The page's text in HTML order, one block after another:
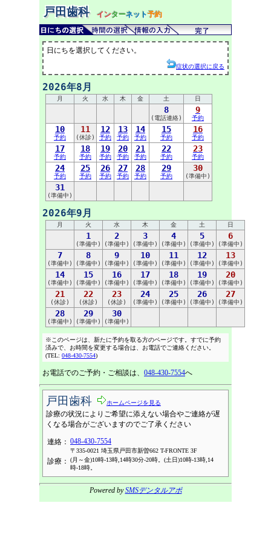
戸田歯科 インターネット予約
日にちを選択してください。
症状の選択に戻る
2026年8月
月 火 水 木 金 土 日
8
(電話連絡)
9
予約
10
予約
11
(休診)
12
予約
13
予約
14
予約
15
予約
16
予約
17
予約
18
予約
19
予約
20
予約
21
予約
22
予約
23
予約
24
予約
25
予約
26
予約
27
予約
28
予約
29
予約
30
(準備中)
31
(準備中)
2026年9月
月 火 水 木 金 土 日
1
(準備中)
2
(準備中)
3
(準備中)
4
(準備中)
5
(準備中)
6
(準備中)
7
(準備中)
8
(準備中)
9
(準備中)
10
(準備中)
11
(準備中)
12
(準備中)
13
(準備中)
14
(準備中)
15
(準備中)
16
(準備中)
17
(準備中)
18
(準備中)
19
(準備中)
20
(準備中)
21
(休診)
22
(休診)
23
(休診)
24
(準備中)
25
(準備中)
26
(準備中)
27
(準備中)
28
(準備中)
29
(準備中)
30
(準備中)
※このページは、新たに予約を取る方のページです。すでに予約
済みで、お時間を変更する場合は、お電話でご連絡ください。
(TEL: 048-430-7554)
お電話でのご予約・ご相談は、 048-430-7554へ
戸田歯科 ホームページを見る
診療の状況によりご希望に添えない場合やご連絡が遅
くなる場合がございますのでご了承ください
連絡： 048-430-7554
〒335-0021 埼玉県戸田市新曽662 T-FRONTE 3F
診療：
(月～金)10時-13時,14時30分-20時。(土日)10時-13時,14
時-18時。
Powered bySMSデンタルアポ